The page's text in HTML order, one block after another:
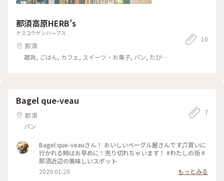
那須高原HERB’s
ナスコウゲンハーブス
那須
雑貨, ごはん, カフェ, スイーツ・お菓子, パン, たびレ
10
Bagel que-veau
那須
パン
7
Bagel que-veauさん！ おいしいベーグル屋さんです♫買いに
行かれる時はお早めに！売り切れちゃいます！ #わたしの街 #
那須近辺の美味しいスポット
2020.01.28
もっとみる